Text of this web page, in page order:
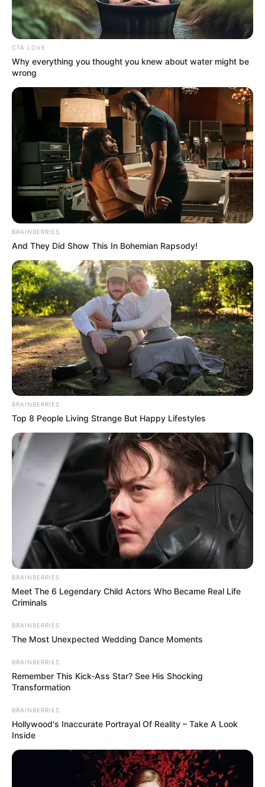
CTA LOVE
Why everything you thought you knew about water might be
wrong
BRAINBERRIES
And They Did Show This In Bohemian Rapsody!
BRAINBERRIES
Top 8 People Living Strange But Happy Lifestyles
BRAINBERRIES
Meet The 6 Legendary Child Actors Who Became Real Life
Criminals
BRAINBERRIES
The Most Unexpected Wedding Dance Moments
BRAINBERRIES
Remember This Kick-Ass Star? See His Shocking
Transformation
BRAINBERRIES
Hollywood's Inaccurate Portrayal Of Reality – Take A Look
Inside